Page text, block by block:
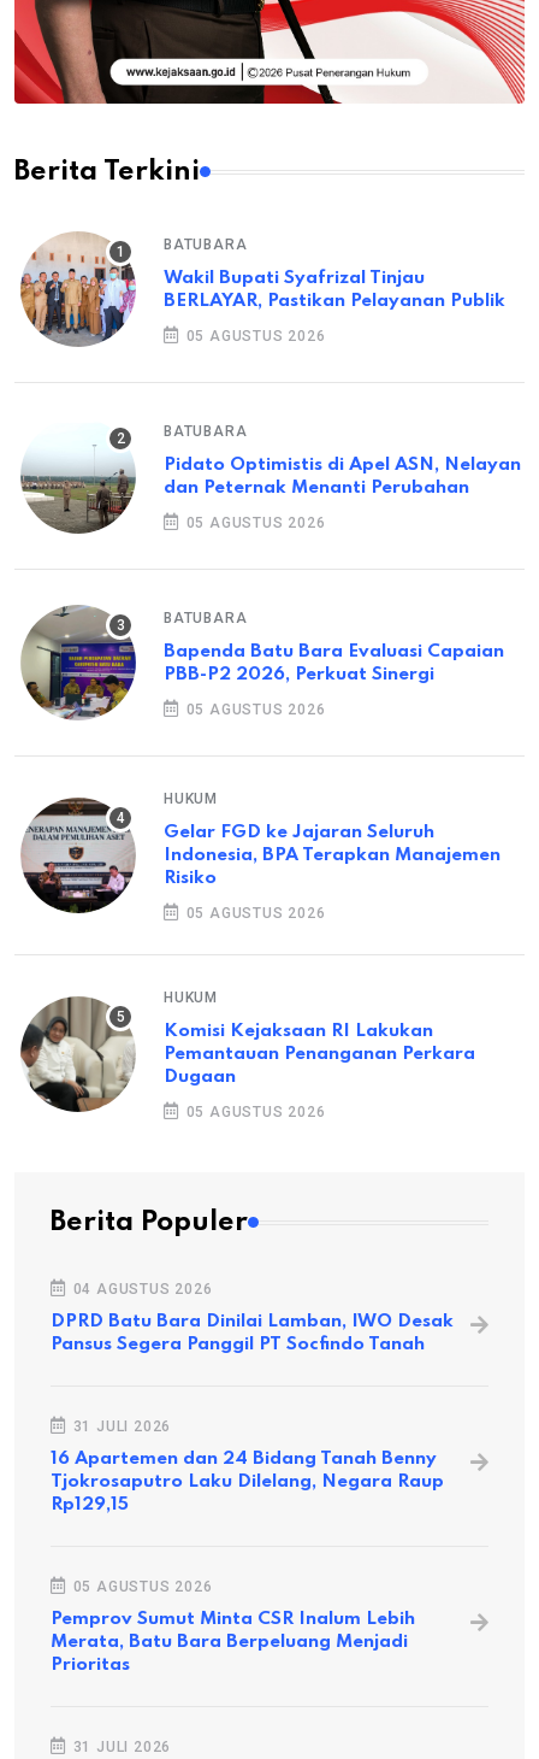
Berita Terkini
BATUBARA
Wakil Bupati Syafrizal Tinjau
BERLAYAR, Pastikan Pelayanan Publik
05 AGUSTUS 2026
BATUBARA
Pidato Optimistis di Apel ASN, Nelayan
dan Peternak Menanti Perubahan
05 AGUSTUS 2026
BATUBARA
Bapenda Batu Bara Evaluasi Capaian
PBB-P2 2026, Perkuat Sinergi
05 AGUSTUS 2026
HUKUM
Gelar FGD ke Jajaran Seluruh
Indonesia, BPA Terapkan Manajemen
Risiko
05 AGUSTUS 2026
HUKUM
Komisi Kejaksaan RI Lakukan
Pemantauan Penanganan Perkara
Dugaan
05 AGUSTUS 2026
Berita Populer
04 AGUSTUS 2026
DPRD Batu Bara Dinilai Lamban, IWO Desak
Pansus Segera Panggil PT Socfindo Tanah
31 JULI 2026
16 Apartemen dan 24 Bidang Tanah Benny
Tjokrosaputro Laku Dilelang, Negara Raup
Rp129,15
05 AGUSTUS 2026
Pemprov Sumut Minta CSR Inalum Lebih
Merata, Batu Bara Berpeluang Menjadi
Prioritas
31 JULI 2026